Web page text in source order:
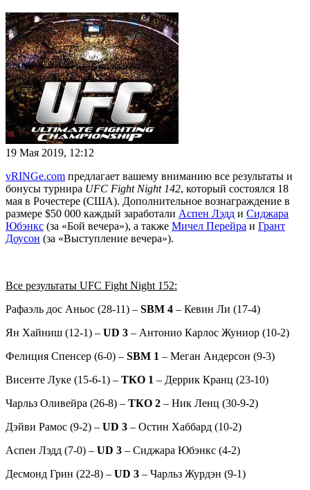
19 Мая 2019, 12:12
vRINGe.com предлагает вашему вниманию все результаты и
бонусы турнира UFC Fight Night 142, который состоялся 18
мая в Рочестере (США). Дополнительное вознаграждение в
размере $50 000 каждый заработали Аспен Лэдд и Сиджара
Юбэнкс (за «Бой вечера»), а также Мичел Перейра и Грант
Доусон (за «Выступление вечера»).
Все результаты UFC Fight Night 152:
Рафаэль дос Аньос (28-11) – SBM 4 – Кевин Ли (17-4)
Ян Хайниш (12-1) – UD 3 – Антонио Карлос Жуниор (10-2)
Фелиция Спенсер (6-0) – SBM 1 – Меган Андерсон (9-3)
Висенте Луке (15-6-1) – ТКО 1 – Деррик Кранц (23-10)
Чарльз Оливейра (26-8) – ТКО 2 – Ник Ленц (30-9-2)
Дэйви Рамос (9-2) – UD 3 – Остин Хаббард (10-2)
Аспен Лэдд (7-0) – UD 3 – Сиджара Юбэнкс (4-2)
Десмонд Грин (22-8) – UD 3 – Чарльз Журдэн (9-1)